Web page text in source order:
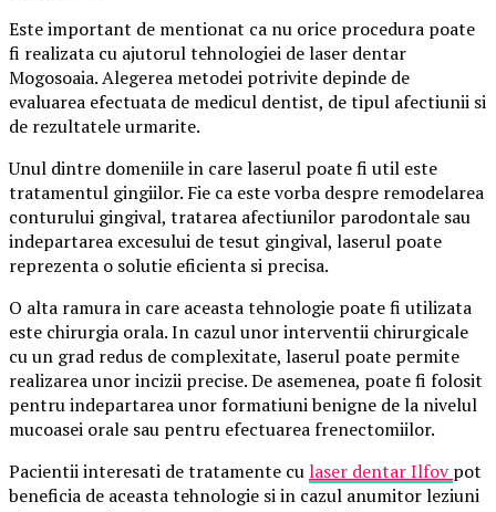
Este important de mentionat ca nu orice procedura poate
fi realizata cu ajutorul tehnologiei de laser dentar
Mogosoaia. Alegerea metodei potrivite depinde de
evaluarea efectuata de medicul dentist, de tipul afectiunii si
de rezultatele urmarite.
Unul dintre domeniile in care laserul poate fi util este
tratamentul gingiilor. Fie ca este vorba despre remodelarea
conturului gingival, tratarea afectiunilor parodontale sau
indepartarea excesului de tesut gingival, laserul poate
reprezenta o solutie eficienta si precisa.
O alta ramura in care aceasta tehnologie poate fi utilizata
este chirurgia orala. In cazul unor interventii chirurgicale
cu un grad redus de complexitate, laserul poate permite
realizarea unor incizii precise. De asemenea, poate fi folosit
pentru indepartarea unor formatiuni benigne de la nivelul
mucoasei orale sau pentru efectuarea frenectomiilor.
Pacientii interesati de tratamente culaser dentar Ilfovpot
beneficia de aceasta tehnologie si in cazul anumitor leziuni